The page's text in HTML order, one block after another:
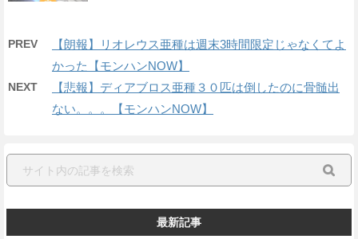
PREV
【朗報】リオレウス亜種は週末3時間限定じゃなくてよ
かった【モンハンNOW】
NEXT
【悲報】ディアブロス亜種３０匹は倒したのに骨髄出
ない。。。【モンハンNOW】
最新記事